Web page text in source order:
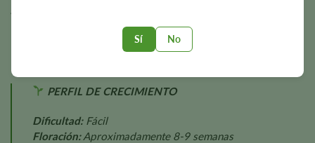
Sí No
ambientales, la nutrición, los métodos de conducción y las
prácticas generales de cultivo.
PERFIL DE CRECIMIENTO
Dificultad:Fácil
Floración:Aproximadamente 8-9 semanas